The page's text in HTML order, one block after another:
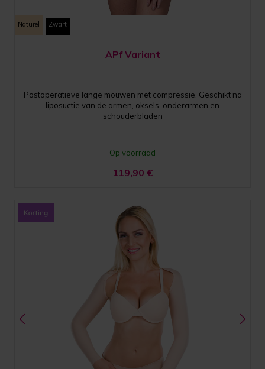
Naturel Zwart
APf Variant
Postoperatieve lange mouwen met compressie. Geschikt na
liposuctie van de armen, oksels, onderarmen en
schouderbladen
Op voorraad
119,90 €